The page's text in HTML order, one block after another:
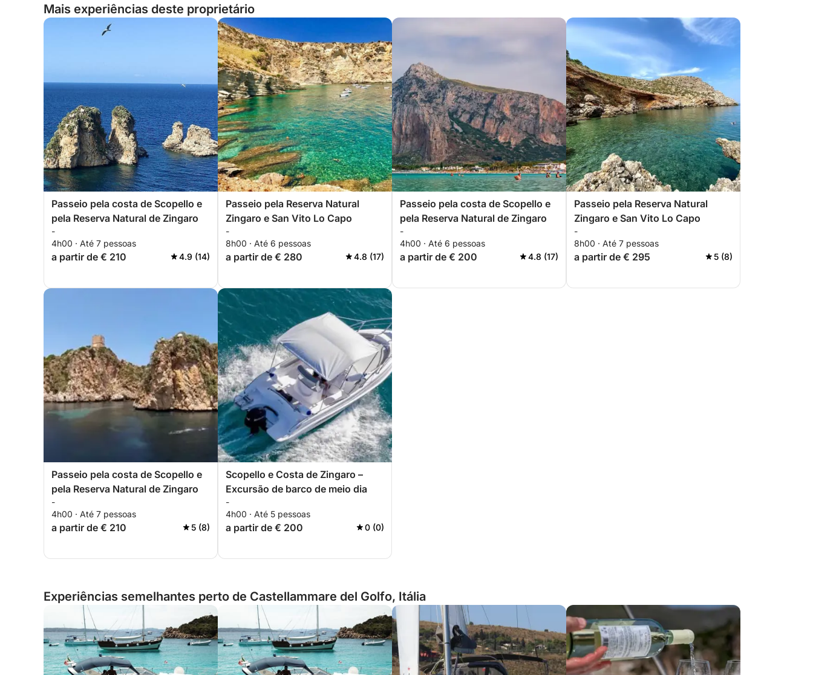
Mais experiências deste proprietário
Passeio pela costa de Scopello e
pela Reserva Natural de Zingaro
-
4h00 · Até 7 pessoas
a partir de € 210 4.9 (14)
Passeio pela Reserva Natural
Zingaro e San Vito Lo Capo
-
8h00 · Até 6 pessoas
a partir de € 280 4.8 (17)
Passeio pela costa de Scopello e
pela Reserva Natural de Zingaro
-
4h00 · Até 6 pessoas
a partir de € 200 4.8 (17)
Passeio pela Reserva Natural
Zingaro e San Vito Lo Capo
-
8h00 · Até 7 pessoas
a partir de € 295 5 (8)
Passeio pela costa de Scopello e
pela Reserva Natural de Zingaro
-
4h00 · Até 7 pessoas
a partir de € 210 5 (8)
Scopello e Costa de Zingaro –
Excursão de barco de meio dia
-
4h00 · Até 5 pessoas
a partir de € 200 0 (0)
Experiências semelhantes perto de Castellammare del Golfo, Itália